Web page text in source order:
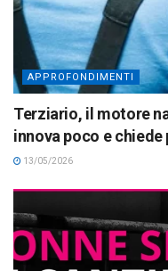
APPROFONDIMENTI
Terziario, il motore
innova poco e chiede
13/05/2026